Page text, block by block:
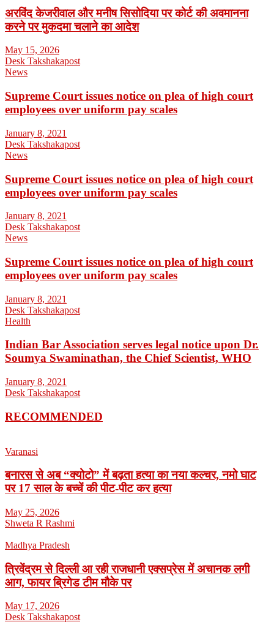
अरविंद केजरीवाल और मनीष सिसोदिया पर कोर्ट की अवमानना
करने पर मुकदमा चलाने का आदेश
May 15, 2026
Desk Takshakapost
News
Supreme Court issues notice on plea of high court
employees over uniform pay scales
January 8, 2021
Desk Takshakapost
News
Supreme Court issues notice on plea of high court
employees over uniform pay scales
January 8, 2021
Desk Takshakapost
News
Supreme Court issues notice on plea of high court
employees over uniform pay scales
January 8, 2021
Desk Takshakapost
Health
Indian Bar Association serves legal notice upon Dr.
Soumya Swaminathan, the Chief Scientist, WHO
January 8, 2021
Desk Takshakapost
RECOMMENDED
Varanasi
बनारस से अब “क्योटो” में बढ़ता हत्या का नया कल्चर, नमो घाट
पर 17 साल के बच्चें की पीट-पीट कर हत्या
May 25, 2026
Shweta R Rashmi
Madhya Pradesh
त्रिवेंद्रम से दिल्ली आ रही राजधानी एक्सप्रेस में अचानक लगी
आग, फायर ब्रिगेड टीम मौके पर
May 17, 2026
Desk Takshakapost